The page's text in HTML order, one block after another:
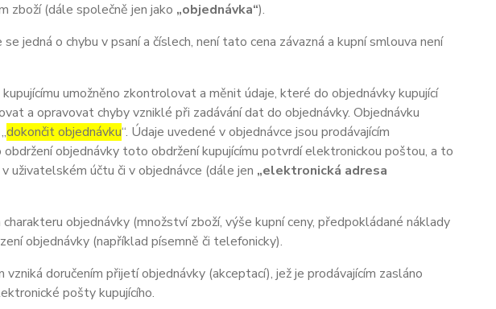
zboží (dále společně jen jako „objednávka“).
jedná o chybu v psaní a číslech, není tato cena závazná a kupní smlouva není
umožněno zkontrolovat a měnit údaje, které do objednávky kupující
a opravovat chyby vzniklé při zadávání dat do objednávky. Objednávku
dokončit objednávku“. Údaje uvedené v objednávce jsou prodávajícím
objednávky toto obdržení kupujícímu potvrdí elektronickou poštou, a to
uživatelském účtu či v objednávce (dále jen „elektronická adresa
objednávky (množství zboží, výše kupní ceny, předpokládané náklady
objednávky (například písemně či telefonicky).
doručením přijetí objednávky (akceptací), jež je prodávajícím zasláno
pošty kupujícího.